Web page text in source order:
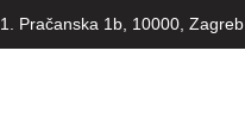
1. Pračanska 1b, 10000, Zagreb